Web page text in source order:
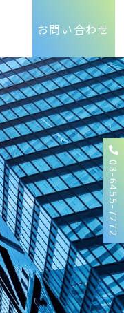
お問い合わせ
03-6455-7272